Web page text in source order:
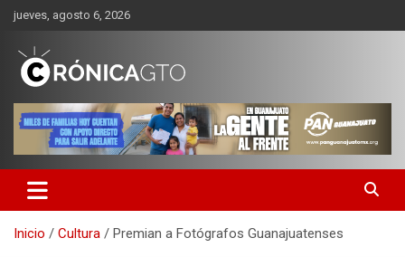
Saltar
contenido
jueves, agosto 6, 2026
CRONICA GUANAJUATO
Inicio Cultura Premian a Fotógrafos Guanajuatenses